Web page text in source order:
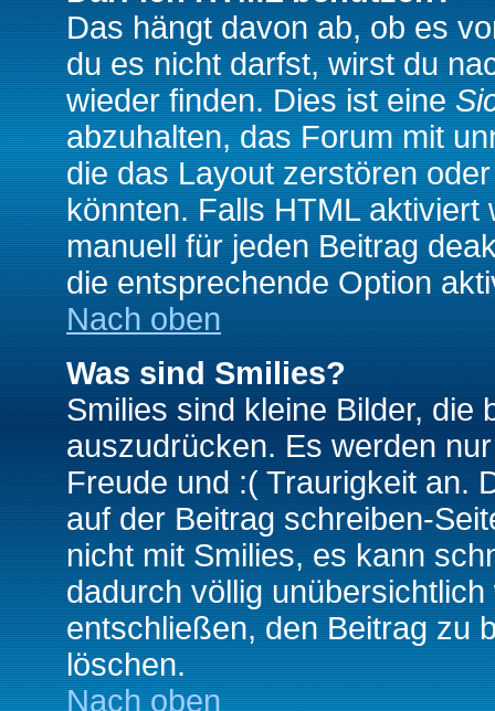
Das hängt davon ab, ob es
du es nicht darfst, wirst du
wieder finden. Dies ist eine
abzuhalten, das Forum mit
die das Layout zerstören
könnten. Falls HTML
manuell für jeden Beitrag
die entsprechende Option
Nach oben
Was sind Smilies?
Smilies sind kleine Bilder, die
auszudrücken. Es werden
Freude und :( Traurigkeit an.
auf der Beitrag schreiben-
nicht mit Smilies, es kann
dadurch völlig
entschließen, den Beitrag zu
löschen.
Nach oben